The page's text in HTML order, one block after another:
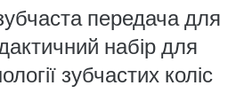
передача для
набір для
зубчастих коліс